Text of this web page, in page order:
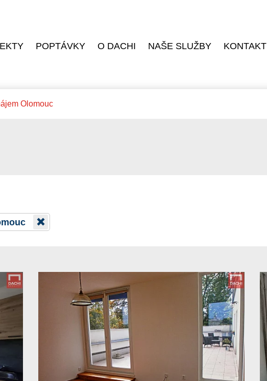
POPTÁVKY O DACHI NAŠE SLUŽBY KONTAKT
Olomouc